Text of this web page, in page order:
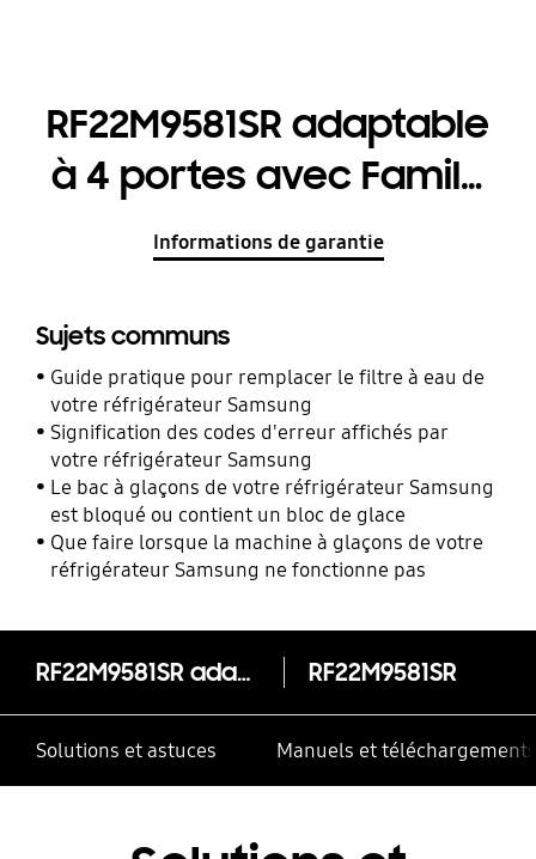
RF22M9581SR adaptable
à 4 portes avec Family
Hub
Informations de garantie
Sujets communs
Guide pratique pour remplacer le filtre à eau de
votre réfrigérateur Samsung
Signification des codes d'erreur affichés par
votre réfrigérateur Samsung
Le bac à glaçons de votre réfrigérateur Samsung
est bloqué ou contient un bloc de glace
Que faire lorsque la machine à glaçons de votre
réfrigérateur Samsung ne fonctionne pas
RF22M9581SR adaptable à 4 portes avec Family Hub RF22M9581SR
Solutions et astuces Manuels et téléchargements